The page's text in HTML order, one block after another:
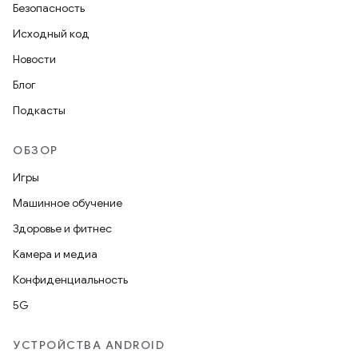
Безопасность
Исходный код
Новости
Блог
Подкасты
ОБЗОР
Игры
Машинное обучение
Здоровье и фитнес
Камера и медиа
Конфиденциальность
5G
УСТРОЙСТВА ANDROID